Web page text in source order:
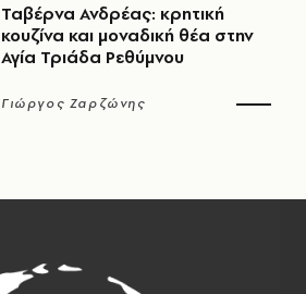
Ταβέρνα Ανδρέας: κρητική
κουζίνα και μοναδική θέα στην
Αγία Τριάδα Ρεθύμνου
Γιώργος Ζαρζώνης